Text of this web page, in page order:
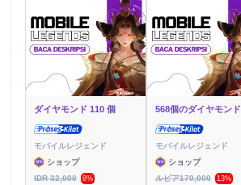
ダイヤモンド 110 個
モバイルレジェンド
ショップ
IDR 32,000
8%
568個のダイヤモンド
モバイルレジェンド
ショップ
ルピア170,000
13%